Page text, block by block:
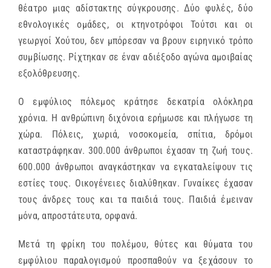
θέατρο μιας αδίστακτης σύγκρουσης. Δύο φυλές, δύο
εθνολογικές ομάδες, οι κτηνοτρόφοι Τούτσι και οι
γεωργοί Χούτου, δεν μπόρεσαν να βρουν ειρηνικό τρόπο
συμβίωσης. Ρίχτηκαν σε έναν αδιέξοδο αγώνα αμοιβαίας
εξολόθρευσης.
O εμφύλιος πόλεμος κράτησε δεκατρία ολόκληρα
χρόνια. Η ανθρώπινη διχόνοια ερήμωσε και πλήγωσε τη
χώρα. Πόλεις, χωριά, νοσοκομεία, σπίτια, δρόμοι
καταστράφηκαν. 300.000 άνθρωποι έχασαν τη ζωή τους.
600.000 άνθρωποι αναγκάστηκαν να εγκαταλείψουν τις
εστίες τους. Οικογένειες διαλύθηκαν. Γυναίκες έχασαν
τους άνδρες τους και τα παιδιά τους. Παιδιά έμειναν
μόνα, απροστάτευτα, ορφανά.
Μετά τη φρίκη του πολέμου, θύτες και θύματα του
εμφύλιου παραλογισμού προσπαθούν να ξεχάσουν το